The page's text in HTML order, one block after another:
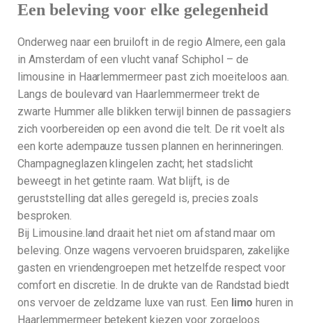
Een beleving voor elke gelegenheid
Onderweg naar een bruiloft in de regio Almere, een gala
in Amsterdam of een vlucht vanaf Schiphol – de
limousine in Haarlemmermeer past zich moeiteloos aan.
Langs de boulevard van Haarlemmermeer trekt de
zwarte Hummer alle blikken terwijl binnen de passagiers
zich voorbereiden op een avond die telt. De rit voelt als
een korte adempauze tussen plannen en herinneringen.
Champagneglazen klingelen zacht; het stadslicht
beweegt in het getinte raam. Wat blijft, is de
geruststelling dat alles geregeld is, precies zoals
besproken.
Bij Limousine.land draait het niet om afstand maar om
beleving. Onze wagens vervoeren bruidsparen, zakelijke
gasten en vriendengroepen met hetzelfde respect voor
comfort en discretie. In de drukte van de Randstad biedt
ons vervoer de zeldzame luxe van rust. Een limo huren in
Haarlemmermeer betekent kiezen voor zorgeloos